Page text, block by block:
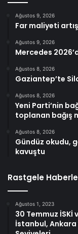
Ağustos 9, 2026
Far maliyeti
Ağustos 9, 2026
Mercedes
Ağustos 8, 2026
Gaziantep’te
Ağustos 8, 2026
Yeni Parti’nin
toplanan bağış
Ağustos 8, 2026
Gündüz okudu,
kavuştu
Rastgele
Ağustos 1, 2023
30 Temmuz İSKİ
İstanbul, Ankara